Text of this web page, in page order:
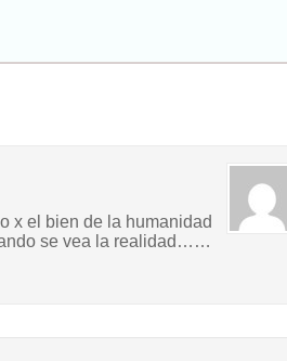
x el bien de la humanidad
se vea la realidad……